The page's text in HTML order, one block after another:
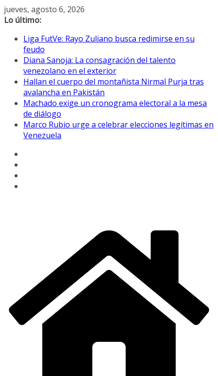
Saltar
al
jueves, agosto 6, 2026
Lo último:
Liga FutVe: Rayo Zuliano busca redimirse en su
feudo
Diana Sanoja: La consagración del talento
venezolano en el exterior
Hallan el cuerpo del montañista Nirmal Purja tras
avalancha en Pakistán
Machado exige un cronograma electoral a la mesa
de diálogo
Marco Rubio urge a celebrar elecciones legítimas en
Venezuela